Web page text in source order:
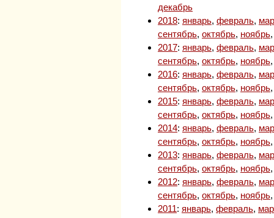
декабрь
2018: январь, февраль,
сентябрь, октябрь, ноябрь
2017: январь, февраль,
сентябрь, октябрь, ноябрь
2016: январь, февраль,
сентябрь, октябрь, ноябрь
2015: январь, февраль,
сентябрь, октябрь, ноябрь
2014: январь, февраль,
сентябрь, октябрь, ноябрь
2013: январь, февраль,
сентябрь, октябрь, ноябрь
2012: январь, февраль,
сентябрь, октябрь, ноябрь
2011: январь, февраль,